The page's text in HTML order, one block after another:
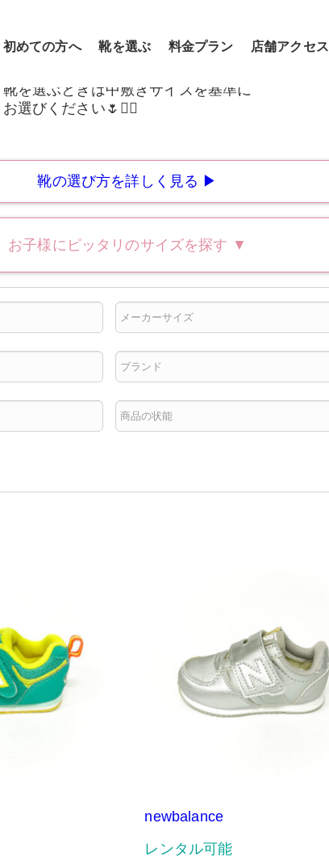
初めての方へ 靴を選ぶ 料金プラン 店舗アクセス
靴の選び方を詳しく見る ▶
お子様にピッタリのサイズを探す ▼
newbalance
レンタル可能